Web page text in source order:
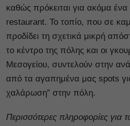
καθώς πρόκειται για ακόμα ένα
restaurant. Το τοπίο, που σε
προδίδει τη σχετικά μικρή
το κέντρο της πόλης και οι
Μεσογείου, συντελούν στην
από τα αγαπημένα μας spots
χαλάρωση” στην πόλη.
Περισσότερες πληροφορίες για